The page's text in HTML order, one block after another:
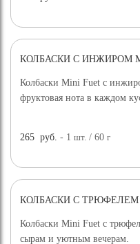
КОЛБАСКИ С ИНЖИРОМ
Колбаски Mini Fuet с
фруктовая нота в каждом
265 руб. - 1шт. / 60г
КОЛБАСКИ С ТРЮФЕЛЕМ
Колбаски Mini Fuet с
сырам и уютным вечерам.